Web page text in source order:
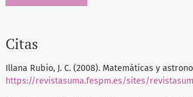
Citas
Illana Rubio, J. C. (2008). Matemáticas y
https://revistasuma.fespm.es/sites/